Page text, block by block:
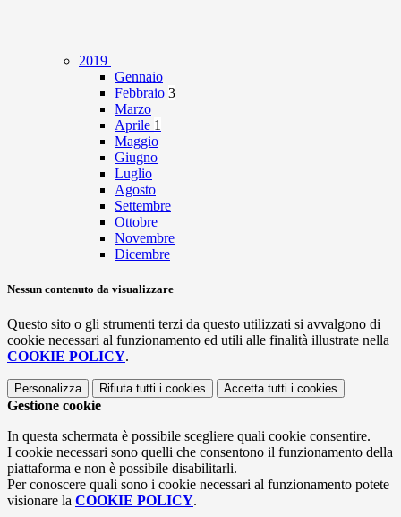
2019
Gennaio
Febbraio 3
Marzo
Aprile 1
Maggio
Giugno
Luglio
Agosto
Settembre
Ottobre
Novembre
Dicembre
Nessun contenuto da visualizzare
Questo sito o gli strumenti terzi da questo utilizzati si avvalgono di
cookie necessari al funzionamento ed utili alle finalità illustrate nella
COOKIE POLICY.
Personalizza Rifiuta tutti i cookies Accetta tutti i cookies
Gestione cookie
In questa schermata è possibile scegliere quali cookie consentire.
I cookie necessari sono quelli che consentono il funzionamento della
piattaforma e non è possibile disabilitarli.
Per conoscere quali sono i cookie necessari al funzionamento potete
visionare la COOKIE POLICY.